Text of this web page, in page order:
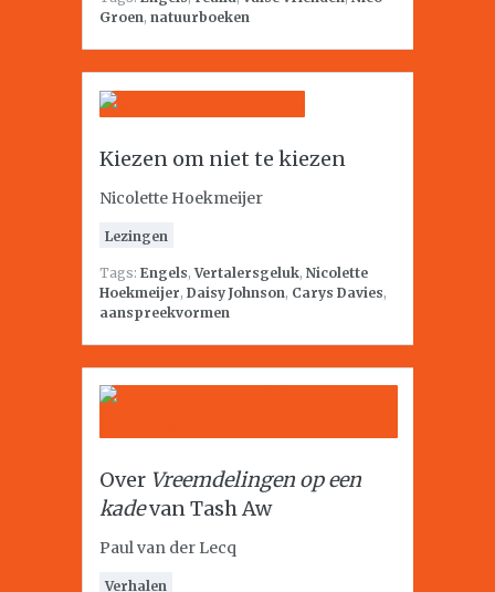
Groen, natuurboeken
Kiezen om niet te kiezen
Nicolette Hoekmeijer
Lezingen
Tags: Engels,Vertalersgeluk, Nicolette
Hoekmeijer, Daisy Johnson, Carys Davies,
aanspreekvormen
Over Vreemdelingen op een
kadevan Tash Aw
Paul van der Lecq
Verhalen